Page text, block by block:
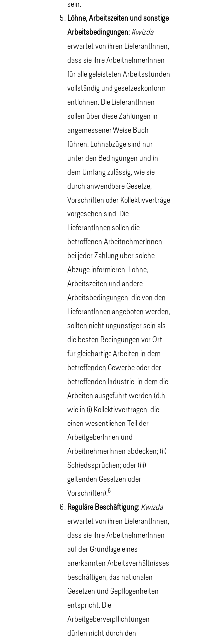
sein.
Löhne, Arbeitszeiten und sonstige
Arbeitsbedingungen: Kwizda
erwartet von ihren LieferantInnen,
dass sie ihre ArbeitnehmerInnen
für alle geleisteten Arbeitsstunden
vollständig und gesetzeskonform
entlohnen. Die LieferantInnen
sollen über diese Zahlungen in
angemessener Weise Buch
führen. Lohnabzüge sind nur
unter den Bedingungen und in
dem Umfang zulässig, wie sie
durch anwendbare Gesetze,
Vorschriften oder Kollektivverträge
vorgesehen sind. Die
LieferantInnen sollen die
betroffenen ArbeitnehmerInnen
bei jeder Zahlung über solche
Abzüge informieren. Löhne,
Arbeitszeiten und andere
Arbeitsbedingungen, die von den
LieferantInnen angeboten werden,
sollten nicht ungünstiger sein als
die besten Bedingungen vor Ort
für gleichartige Arbeiten in dem
betreffenden Gewerbe oder der
betreffenden Industrie, in dem die
Arbeiten ausgeführt werden (d.h.
wie in (i) Kollektivverträgen, die
einen wesentlichen Teil der
ArbeitgeberInnen und
ArbeitnehmerInnen abdecken; (ii)
Schiedssprüchen; oder (iii)
geltenden Gesetzen oder
Vorschriften).6
Reguläre Beschäftigung: Kwizda
erwartet von ihren LieferantInnen,
dass sie ihre ArbeitnehmerInnen
auf der Grundlage eines
anerkannten Arbeitsverhältnisses
beschäftigen, das nationalen
Gesetzen und Gepflogenheiten
entspricht. Die
Arbeitgeberverpflichtungen
dürfen nicht durch den